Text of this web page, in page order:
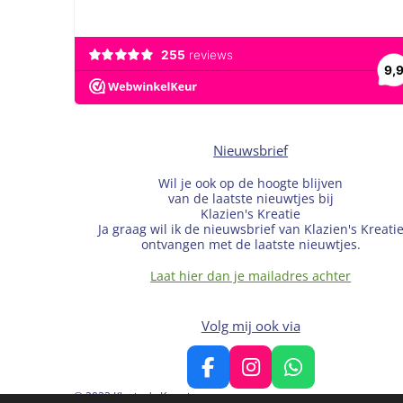
Nieuwsbrief
Wil je ook op de hoogte blijven
van de laatste nieuwtjes bij
Klazien's Kreatie
Ja graag wil ik de nieuwsbrief van Klazien's Kreatie
ontvangen met de laatste nieuwtjes.
Laat hier dan je mailadres achter
Volg mij ook via
F
a
I
n
W
h
© 2022 Klazien's Kreatie